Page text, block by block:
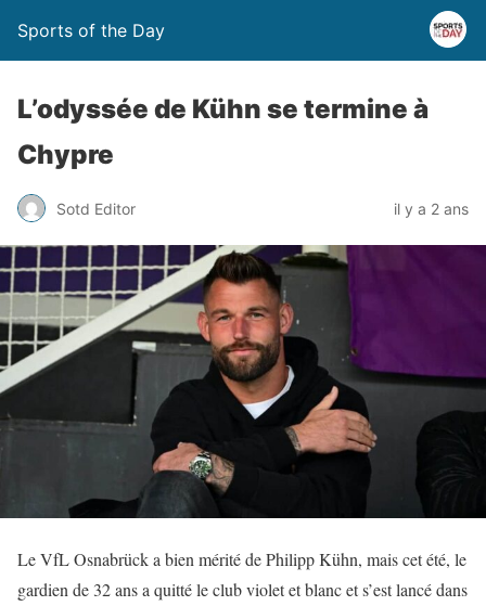
Sports of the Day
L’odyssée de Kühn se termine à
Chypre
Sotd Editor il y a 2 ans
Le VfL Osnabrück a bien mérité de Philipp Kühn, mais cet été, le
gardien de 32 ans a quitté le club violet et blanc et s’est lancé dans